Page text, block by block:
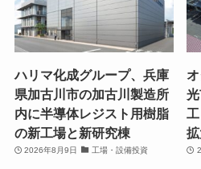
ハリマ化成グループ、兵庫
県加古川市の加古川製造所
内に半導体レジスト用樹脂
の新工場と新研究棟
2026年8月9日 工場・設備投資